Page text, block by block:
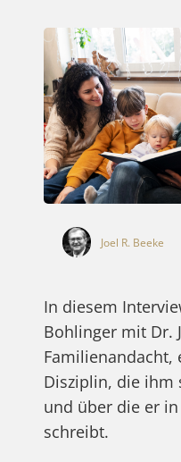
Joel R. Beeke
In diesem
Bohlinger mit Dr.
Familienandacht,
Disziplin, die ihm
und über die er
schreibt.